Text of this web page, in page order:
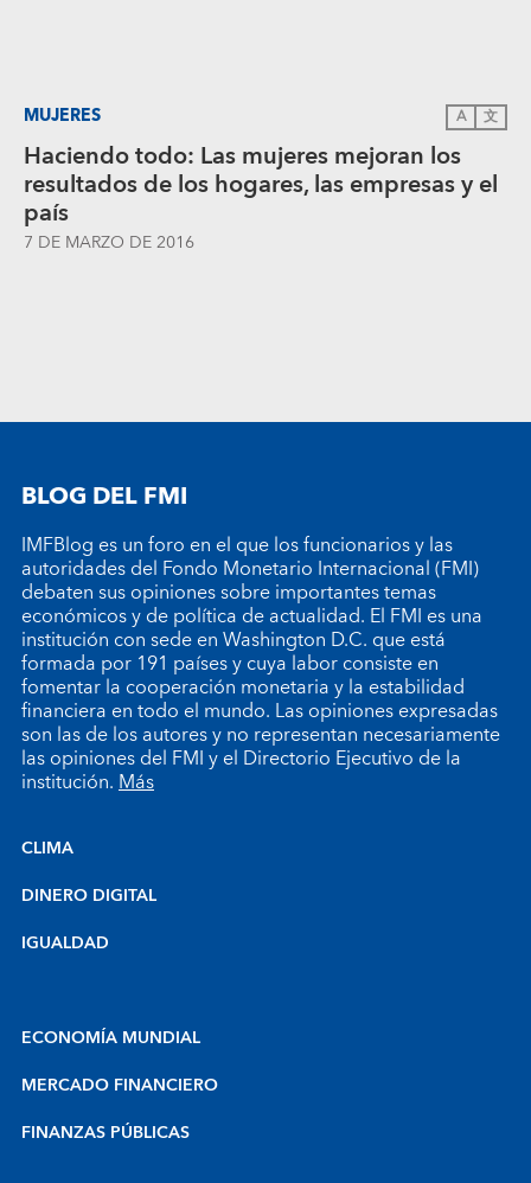
MUJERES A 文
Haciendo todo: Las mujeres mejoran los
resultados de los hogares, las empresas y el
país
7 DE MARZO DE 2016
BLOG DEL FMI
IMFBlog es un foro en el que los funcionarios y las
autoridades del Fondo Monetario Internacional (FMI)
debaten sus opiniones sobre importantes temas
económicos y de política de actualidad. El FMI es una
institución con sede en Washington D.C. que está
formada por 191 países y cuya labor consiste en
fomentar la cooperación monetaria y la estabilidad
financiera en todo el mundo. Las opiniones expresadas
son las de los autores y no representan necesariamente
las opiniones del FMI y el Directorio Ejecutivo de la
institución.Más
CLIMA
DINERO DIGITAL
IGUALDAD
ECONOMÍA MUNDIAL
MERCADO FINANCIERO
FINANZAS PÚBLICAS